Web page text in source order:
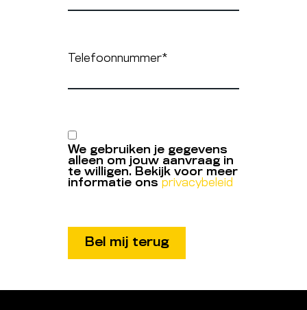
Telefoonnummer*
We gebruiken je gegevens
alleen om jouw aanvraag in
te willigen. Bekijk voor meer
informatie ons privacybeleid